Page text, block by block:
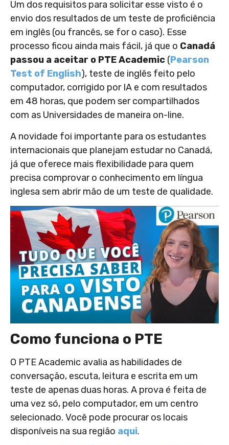
Um dos requisitos para solicitar esse visto é o
envio dos resultados de um teste de proficiência
em inglês (ou francês, se for o caso). Esse
processo ficou ainda mais fácil, já que o Canadá
passou a aceitar o PTE Academic (Pearson
Test of English), teste de inglês feito pelo
computador, corrigido por IA e com resultados
em 48 horas, que podem ser compartilhados
com as Universidades de maneira on-line.
A novidade foi importante para os estudantes
internacionais que planejam estudar no Canadá,
já que oferece mais flexibilidade para quem
precisa comprovaro conhecimento em língua
inglesa sem abrir mão de um teste de qualidade.
Como funciona o PTE
O PTE Academic avalia as habilidades de
conversação, escuta, leitura e escrita em um
teste de apenas duas horas. A prova é feita de
uma vez só, pelo computador, em um centro
selecionado. Você pode procurar os locais
disponíveis na sua região aqui.